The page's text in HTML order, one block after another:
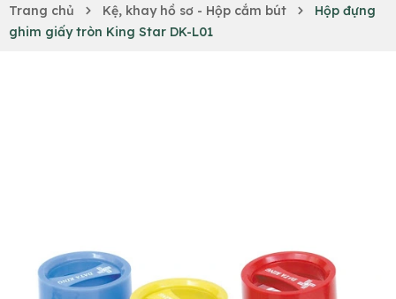
Trang chủ Kệ, khay hồ sơ - Hộp cắm bút
Hộp đựng
ghim giấy tròn King Star DK-L01